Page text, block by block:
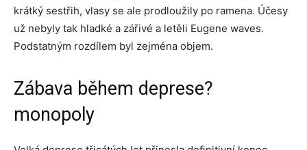
krátký sestřih, vlasy se ale prodloužily po ramena. Účesy
už nebyly tak hladké a zářivé a letěli Eugene waves.
Podstatným rozdílem byl zejména objem.
Zábava během deprese?
monopoly